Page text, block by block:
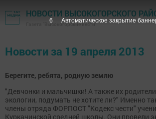
НОВОСТИ ВЫСОКОГОРСКОГО
Газета "Высокогорские вести"
Новости за 19 апреля 2013
Берегите, ребята, родную землю
"Девчонки и мальчишки! А также их
экологии, подумать не хотите ли?" Именно
члены отряда ФОРПОСТ "Кодекс чести"
Куркачинской средней школы. Они провели
6 Автоматическое закрытие